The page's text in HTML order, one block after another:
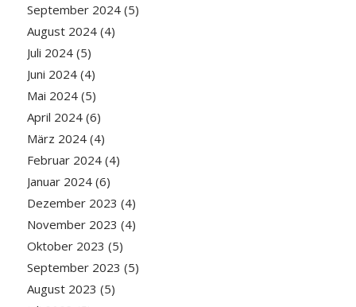
September 2024(5)
August 2024(4)
Juli 2024(5)
Juni 2024(4)
Mai 2024(5)
April 2024(6)
März 2024(4)
Februar 2024(4)
Januar 2024(6)
Dezember 2023 (4)
November 2023 (4)
Oktober 2023 (5)
September 2023 (5)
August 2023 (5)